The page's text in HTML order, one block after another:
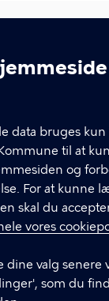
data bruges
til at
og
For at kunne
skal du
vores
valg senere
som du
kontakter her
64942212